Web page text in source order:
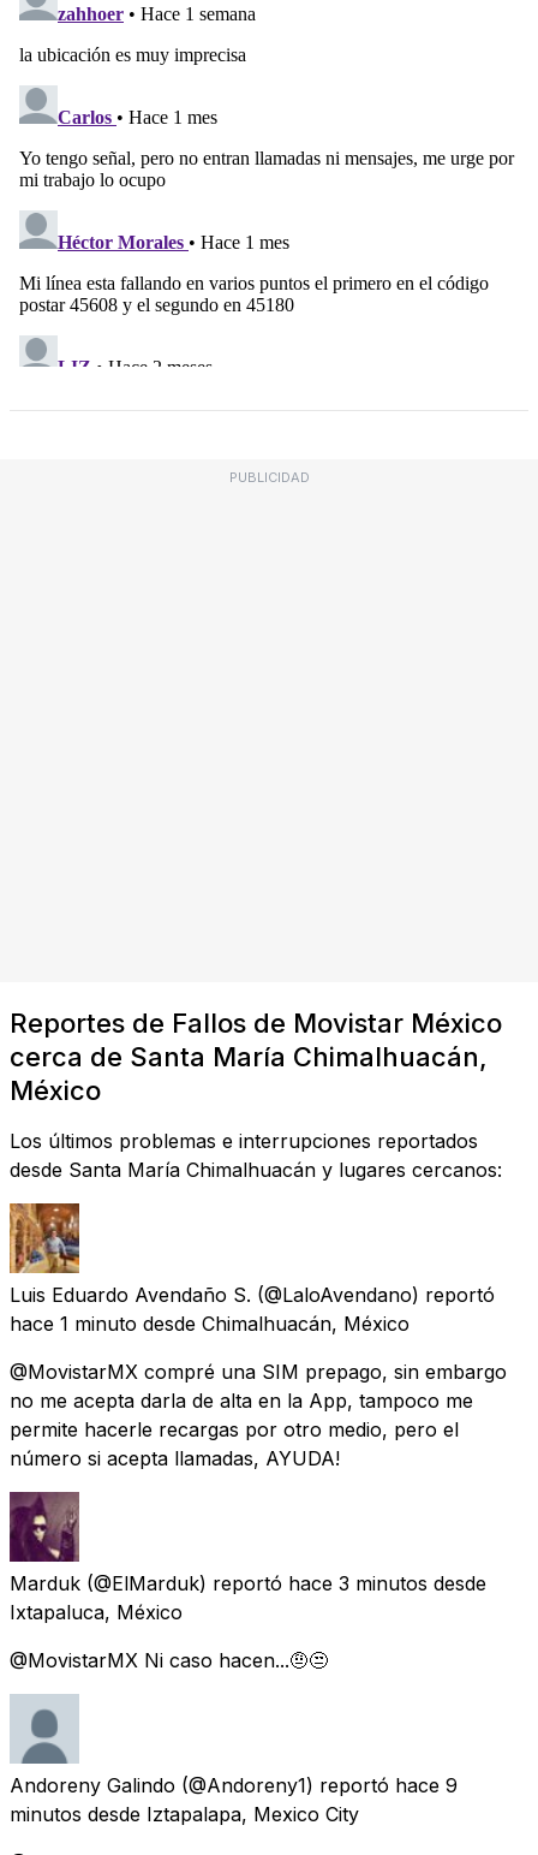
PUBLICIDAD
Reportes de Fallos de Movistar México
cerca de Santa María Chimalhuacán,
México
Los últimos problemas e interrupciones reportados
desde Santa María Chimalhuacán y lugares cercanos:
Luis Eduardo Avendaño S. (@LaloAvendano) reportó
hace 1 minuto desde Chimalhuacán, México
@MovistarMX compré una SIM prepago, sin embargo
no me acepta darla de alta en la App, tampoco me
permite hacerle recargas por otro medio, pero el
número si acepta llamadas, AYUDA!
Marduk (@ElMarduk) reportó hace 3 minutos desde
Ixtapaluca, México
@MovistarMX Ni caso hacen...🤨😒
Andoreny Galindo (@Andoreny1) reportó hace 9
minutos desde Iztapalapa, Mexico City